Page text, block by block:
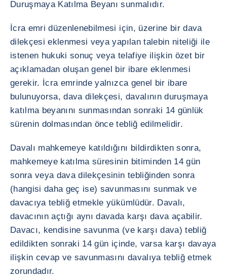
Duruşmaya Katılma Beyanı sunmalıdır.
İcra emri düzenlenebilmesi için, üzerine bir dava
dilekçesi eklenmesi veya yapılan talebin niteliği ile
istenen hukuki sonuç veya telafiye ilişkin özet bir
açıklamadan oluşan genel bir ibare eklenmesi
gerekir. İcra emrinde yalnızca genel bir ibare
bulunuyorsa, dava dilekçesi, davalının duruşmaya
katılma beyanını sunmasından sonraki 14 günlük
sürenin dolmasından önce tebliğ edilmelidir.
Davalı mahkemeye katıldığını bildirdikten sonra,
mahkemeye katılma süresinin bitiminden 14 gün
sonra veya dava dilekçesinin tebliğinden sonra
(hangisi daha geç ise) savunmasını sunmak ve
davacıya tebliğ etmekle yükümlüdür. Davalı,
davacının açtığı aynı davada karşı dava açabilir.
Davacı, kendisine savunma (ve karşı dava) tebliğ
edildikten sonraki 14 gün içinde, varsa karşı davaya
ilişkin cevap ve savunmasını davalıya tebliğ etmek
zorundadır.